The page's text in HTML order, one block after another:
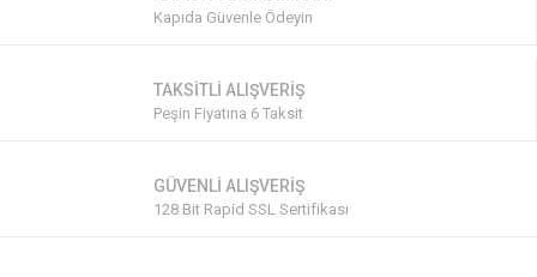
Kapıda Güvenle Ödeyin
TAKSİTLİ ALIŞVERİŞ
Peşin Fiyatına 6 Taksit
GÜVENLİ ALIŞVERİŞ
128 Bit Rapid SSL Sertifikası